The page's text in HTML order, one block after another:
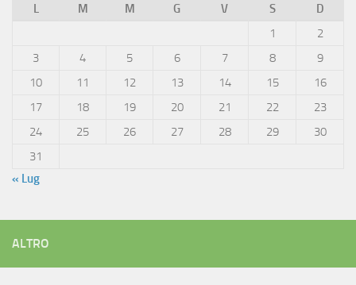
L
M M G V S
D
1
2
3
4 5 6 7 8
9
10
11 12 13 14 15
16
17
18 19 20 21 22
23
24
25 26 27 28 29
30
31
« Lug
ALTRO